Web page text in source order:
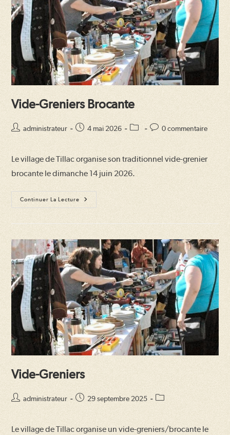
Vide-Greniers Brocante
Auteur/autrice
publication :
administrateur
Publication
4 mai 2026
Post
Commentaires
publication :
0 commentaire
Le village de Tillac organise son traditionnel vide-grenier
brocante le dimanche 14 juin 2026.
Continuer La Lecture
Vide-
Greniers
Vide-Greniers
Auteur/autrice
publication :
administrateur
Publication
29 septembre 2025
Post
Le village de Tillac organise un vide-greniers/brocante le